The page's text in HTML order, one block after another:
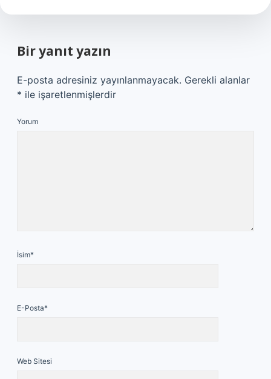
Bir yanıt yazın
E-posta adresiniz yayınlanmayacak. Gerekli alanlar
* ile işaretlenmişlerdir
Yorum
İsim*
E-Posta*
Web Sitesi